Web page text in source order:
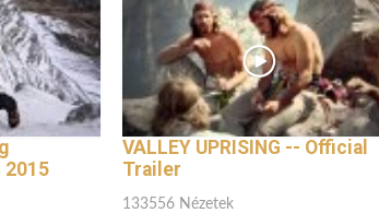
2015
VALLEY UPRISING -- Official
Trailer
133556 Nézetek